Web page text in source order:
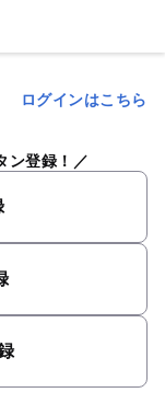
ログインはこちら
ン登録！